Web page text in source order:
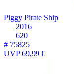
Piggy Pirate Ship
2016
620
# 75825
UVP69,99 €